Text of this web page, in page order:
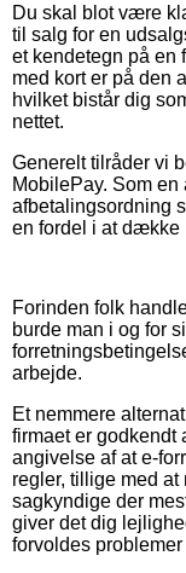
Du skal blot være
til salg for en
et kendetegn på en
med kort er på den
hvilket bistår dig
nettet.
Generelt tilråder vi
MobilePay. Som
afbetalingsordning
en fordel i at dække
Forinden folk
burde man i og for
arbejde.
Et nemmere
firmaet er
angivelse af at e-
regler, tillige med
sagkyndige der
giver det dig
forvoldes